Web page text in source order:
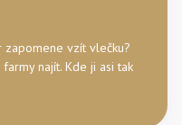
zapomene vzít vlečku?
najít. Kde ji asi tak